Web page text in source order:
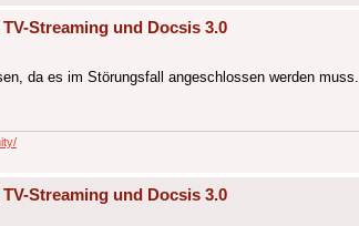
Streaming und Docsis 3.0
da es im Störungsfall angeschlossen werden muss.
Streaming und Docsis 3.0